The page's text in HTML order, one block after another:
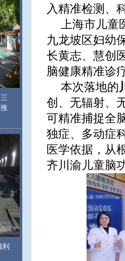
入精准检测、
上海市儿童
九龙坡区妇幼
长黄志、慧创
脑健康精准诊
本次落地的
创、无辐射、
可精准捕捉全
独症、多动症
医学依据，从
齐川渝儿童脑